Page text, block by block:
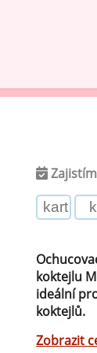
Čokoládové
Karamelové
Kávové
koktejlu
ideální
koktejlů.
Zobrazit